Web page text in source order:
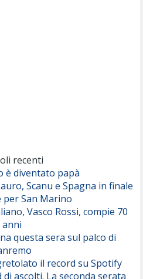
recenti
è diventato papà
Scanu e Spagna in finale
per San Marino
Vasco Rossi, compie 70
anni
questa sera sul palco di
il record su Spotify
ascolti. La seconda serata